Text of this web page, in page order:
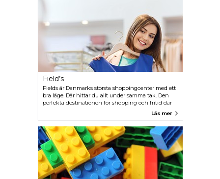
Field’s
Fields är Danmarks största shoppingcenter med ett
bra läge. Där hittar du allt under samma tak. Den
perfekta destinationen för shopping och fritid där
Läs mer